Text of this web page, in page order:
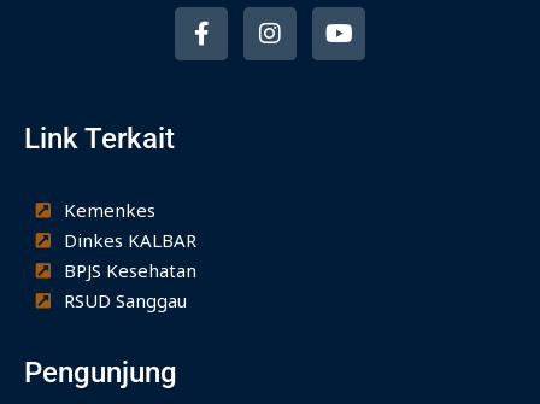
F
a
c
I
n
s
Y
o
u
Link Terkait
Kemenkes
Dinkes KALBAR
BPJS Kesehatan
RSUD Sanggau
Pengunjung